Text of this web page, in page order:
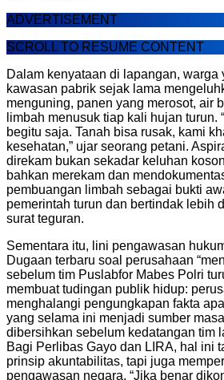
ADVERTISEMENT
SCROLL TO RESUME CONTENT
Dalam kenyataan di lapangan, warga
kawasan pabrik sejak lama
menguning, panen yang merosot, air
limbah menusuk tiap kali hujan turun.
begitu saja. Tanah bisa rusak, kami
kesehatan,” ujar seorang petani.
direkam bukan sekadar keluhan
bahkan merekam dan
pembuangan limbah sebagai bukti
pemerintah turun dan bertindak lebih
surat teguran.
Sementara itu, lini pengawasan
Dugaan terbaru soal perusahaan
sebelum tim Puslabfor Mabes Polri
membuat tudingan publik hidup:
menghalangi pengungkapan fakta
yang selama ini menjadi sumber
dibersihkan sebelum kedatangan tim
Bagi Perlibas Gayo dan LIRA, hal ini
prinsip akuntabilitas, tapi juga
pengawasan negara. “Jika benar